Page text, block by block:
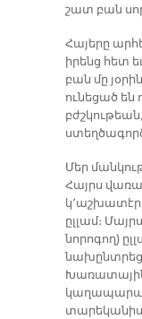
շատ բան
Հայերը
իրենց հետ
բան մը
ունեցած են
Մեր
Հայրս
կ՚աշխատէր
ըլլամ։
նորոգող)